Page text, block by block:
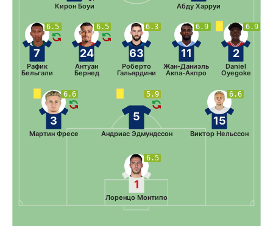
6.5
1
Лоренцо Монтипо
6.6
3
Мартин Фресе
5.9
5
Андриас Эдмундссон
6.6
15
Виктор Нельссон
6.5
7
Рафик
Бельгали
6.5
24
Антуан
Бернед
6.3
63
Роберто
Гальярдини
6.9
11
Жан-Даниэль
Акпа-Акпро
6.9
2
Daniel
Oyegoke
Кирон Боуи Абду Харруи